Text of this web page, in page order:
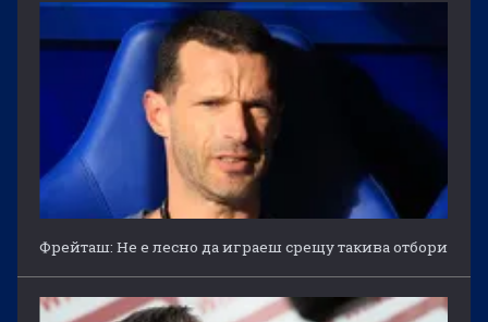
Фрейташ: Не е лесно да играеш срещу такива отбори